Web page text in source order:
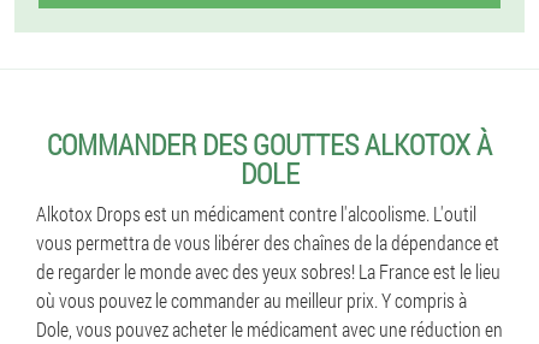
COMMANDER DES GOUTTES ALKOTOX À
DOLE
Alkotox Drops est un médicament contre l'alcoolisme. L'outil
vous permettra de vous libérer des chaînes de la dépendance et
de regarder le monde avec des yeux sobres! La France est le lieu
où vous pouvez le commander au meilleur prix. Y compris à
Dole, vous pouvez acheter le médicament avec une réduction en